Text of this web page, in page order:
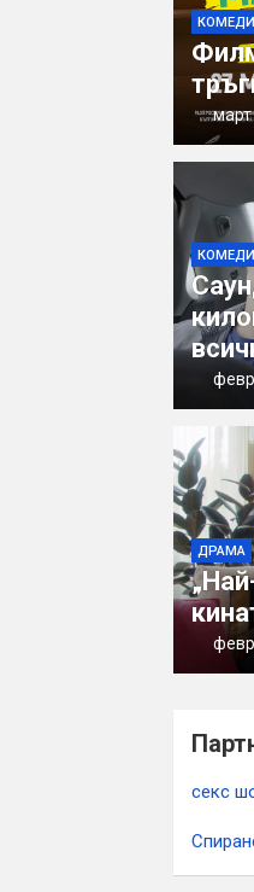
март
ДРАМА
секс